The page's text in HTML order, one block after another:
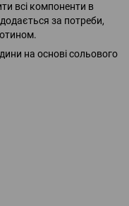
всі компоненти в
за потреби,
на основі сольового